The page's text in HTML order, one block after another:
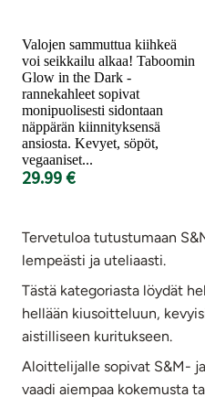
Valojen sammuttua kiihkeä
voi seikkailu alkaa! Taboomin
Glow in the Dark -
rannekahleet sopivat
monipuolisesti sidontaan
näppärän kiinnityksensä
ansiosta. Kevyet, söpöt,
vegaaniset...
29.99 €
Tervetuloa tutustumaan
lempeästi ja uteliaasti.
Tästä kategoriasta löydät
hellään kiusoitteluun,
aistilliseen kuritukseen.
Aloittelijalle sopivat S&M-
vaadi aiempaa kokemusta